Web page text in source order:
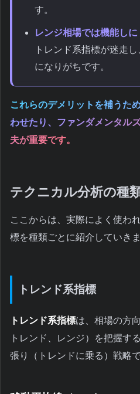
す。
レンジ相場では機能しに
トレンド系指標が迷走
になりがちです。
これらのデメリットを補うた
わせたり、ファンダメンタル
夫が重要です。
テクニカル分析の種
ここからは、実際によく使わ
標を種類ごとに紹介していきま
トレンド系指標
トレンド系指標は、相場の方
トレンド、レンジ）を把握す
張り（トレンドに乗る）戦略